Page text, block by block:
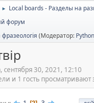
► Local boards - Разделы на
форум
(Модератор: Python
сентября 30, 2021, 12:10
и 1 гость просматривают